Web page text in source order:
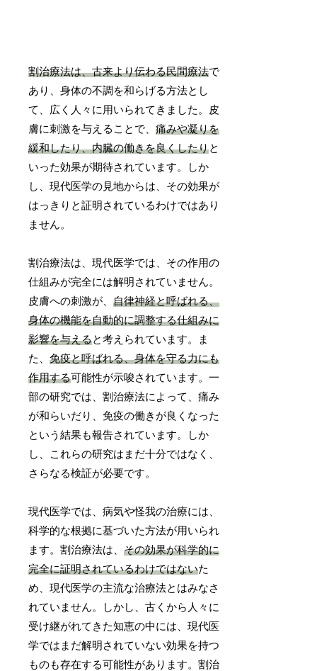
割治療法は、古来より伝わる民間療法で
あり、身体の不調を和らげる方法とし
て、広く人々に用いられてきました。皮
膚に刺激を与えることで、痛みや凝りを
緩和したり、内臓の働きを良くしたりと
いった効果が期待されています。しか
し、現代医学の見地からは、その効果が
はっきりと証明されているわけではあり
ません。
割治療法は、現代医学では、その作用の
仕組みが完全には解明されていません。
皮膚への刺激が、自律神経と呼ばれる、
身体の機能を自動的に調整する仕組みに
影響を与えると考えられています。ま
た、免疫と呼ばれる、身体を守る力にも
作用する可能性が示唆されています。一
部の研究では、割治療法によって、痛み
が和らいだり、免疫の働きが良くなった
という結果も報告されています。しか
し、これらの研究はまだ十分ではなく、
さらなる検証が必要です。
現代医学では、病気や怪我の治療には、
科学的な根拠に基づいた方法が用いられ
ます。割治療法は、その効果が科学的に
完全に証明されているわけではないた
め、現代医学の主流な治療法とはみなさ
れていません。しかし、古くから人々に
受け継がれてきた知恵の中には、現代医
学ではまだ解明されていない効果を持つ
ものも存在する可能性があります。割治